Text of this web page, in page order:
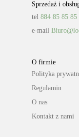
Sprzedaż i
tel 884 85 85 85
e-mail
O firmie
Polityka
Regulamin
O nas
Kontakt z nami